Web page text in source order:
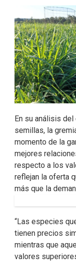
o
k
I
n
e
r
En su análisis
semillas, la
momento de la
mejores
respecto a los
reflejan la oferta
más que la
“Las especies
tienen precios
mientras que
valores